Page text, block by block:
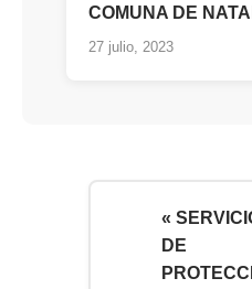
COMUNA DE
27 julio, 2023
«
DE